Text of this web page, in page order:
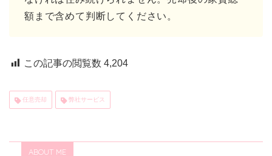
額まで含めて判断してください。
この記事の閲覧数 4,204
任意売却 弊社サービス
ABOUT ME